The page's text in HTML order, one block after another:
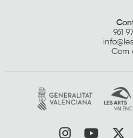
961
Com
Link aLink